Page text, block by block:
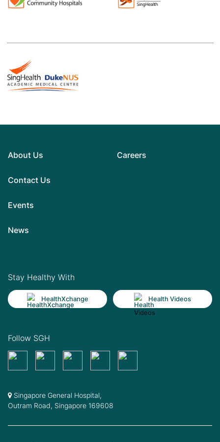
About Us
Contact Us
Events
News
Careers
Stay Healthy With
HealthXchange Health Videos
Follow SGH
Singapore General Hospital,
Outram Road, Singapore 169608